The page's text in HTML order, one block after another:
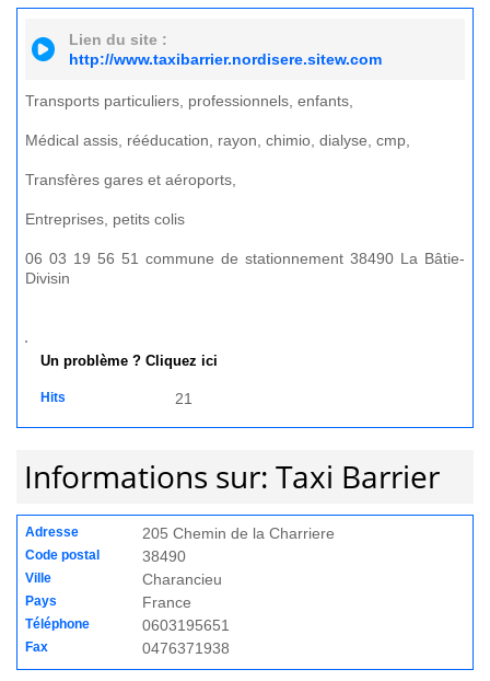
Lien du site :
http://www.taxibarrier.nordisere.sitew.com
Transports particuliers, professionnels, enfants,
Médical assis, rééducation, rayon, chimio, dialyse, cmp,
Transfères gares et aéroports,
Entreprises, petits colis
06 03 19 56 51 commune de stationnement 38490 La Bâtie-
Divisin
Un problème ? Cliquez ici
Hits 21
Informations sur: Taxi Barrier
Adresse 205 Chemin de la Charriere
Code postal 38490
Ville Charancieu
Pays France
Téléphone 0603195651
Fax 0476371938